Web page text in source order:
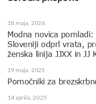
18 maja, 2026
Modna novica pomladi:
Sloveniji odprl vrata,
ženska linija JJXX in JJ
19 maja, 2025
Pomočniki za
14 aprila, 2025